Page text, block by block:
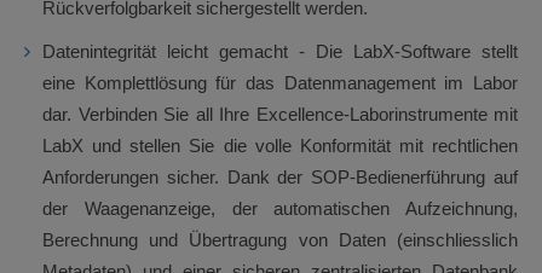
Rückverfolgbarkeit sichergestellt werden.
Datenintegrität leicht gemacht - Die LabX-Software stellt
eine Komplettlösung für das Datenmanagement im Labor
dar. Verbinden Sie all Ihre Excellence-Laborinstrumente mit
LabX und stellen Sie die volle Konformität mit rechtlichen
Anforderungen sicher. Dank der SOP-Bedienerführung auf
der Waagenanzeige, der automatischen Aufzeichnung,
Berechnung und Übertragung von Daten (einschliesslich